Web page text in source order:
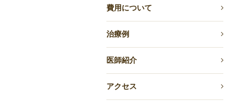
費用について
治療例
医師紹介
アクセス